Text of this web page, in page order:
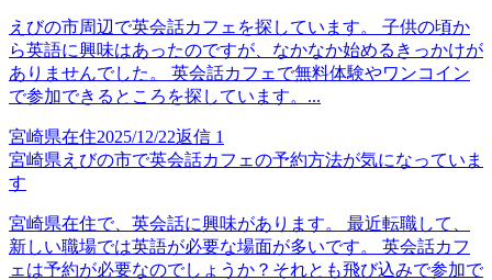
えびの市周辺で英会話カフェを探しています。 子供の頃か
ら英語に興味はあったのですが、なかなか始めるきっかけが
ありませんでした。 英会話カフェで無料体験やワンコイン
で参加できるところを探しています。...
宮崎県在住2025/12/22返信 1
宮崎県えびの市で英会話カフェの予約方法が気になっていま
す
宮崎県在住で、英会話に興味があります。 最近転職して、
新しい職場では英語が必要な場面が多いです。 英会話カフ
ェは予約が必要なのでしょうか？それとも飛び込みで参加で